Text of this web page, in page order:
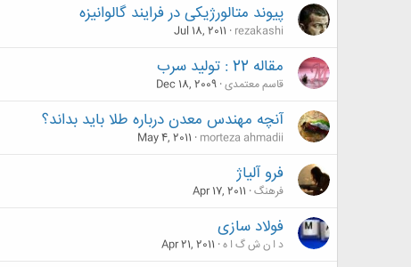
پيوند متالورژيکی در فرایند گالوانیزه
rezakashi
Jul 18, 2011
مقاله 22 : تولید سرب
قاسم معتمدی Dec 18, 2009
آنچه مهندس معدن درباره طلا باید بداند؟
morteza ahmadii
May 4, 2011
فرو آلیاژ
فرهنگ Apr 17, 2011
فولاد سازی
د ا ن ش گ ا ه Apr 21, 2011